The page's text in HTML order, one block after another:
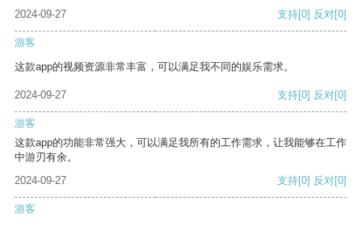
2024-09-27 支持[0] 反对[0]
游客
这款app的视频资源非常丰富，可以满足我不同的娱乐需求。
2024-09-27 支持[0] 反对[0]
游客
这款app的功能非常强大，可以满足我所有的工作需求，让我能够在工作
中游刃有余。
2024-09-27
支持[0] 反对[0]
游客